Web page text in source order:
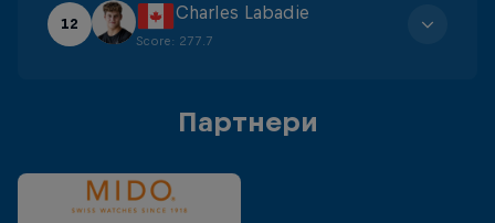
12
Charles Labadie
Score: 277.7
Партнери